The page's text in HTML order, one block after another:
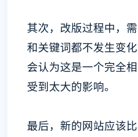
其次，改版过程中，
和关键词都不发生变
会认为这是一个完全
受到太大的影响。
最后，新的网站应该